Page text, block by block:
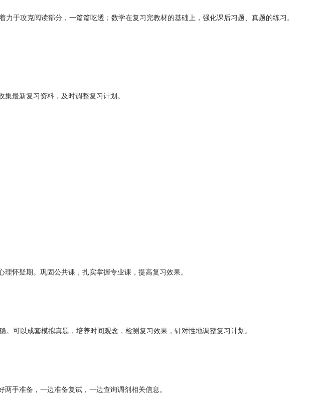
于攻克阅读部分，一篇篇吃透；数学在复习完教材的基础上，强化课后习题、真题的练习。
最新复习资料，及时调整复习计划。
怀疑期。巩固公共课，扎实掌握专业课，提高复习效果。
可以成套模拟真题，培养时间观念，检测复习效果，针对性地调整复习计划。
手准备，一边准备复试，一边查询调剂相关信息。